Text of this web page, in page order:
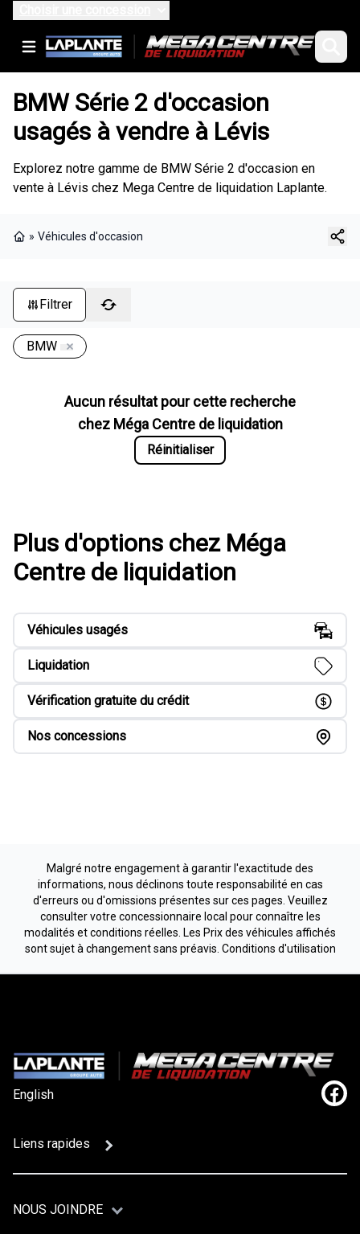
BMW Série 2 d'occasion
usagés à vendre à Lévis
Explorez notre gamme de BMW Série 2 d'occasion en
vente à Lévis chez Mega Centre de liquidation Laplante.
» Véhicules d'occasion
Filtrer
BMW
Aucun résultat pour cette recherche
chez Méga Centre de liquidation
Réinitialiser
Plus d'options chez Méga
Centre de liquidation
Véhicules usagés
Liquidation
Vérification gratuite du crédit
Nos concessions
Malgré notre engagement à garantir l'exactitude des
informations, nous déclinons toute responsabilité en cas
d'erreurs ou d'omissions présentes sur ces pages. Veuillez
consulter votre concessionnaire local pour connaître les
modalités et conditions réelles. Les Prix des véhicules affichés
sont sujet à changement sans préavis. Conditions d'utilisation
English
Liens rapides
NOUS JOINDRE